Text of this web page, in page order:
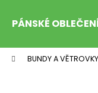
PÁNSKÉ
BUNDY A VĚTROVKY